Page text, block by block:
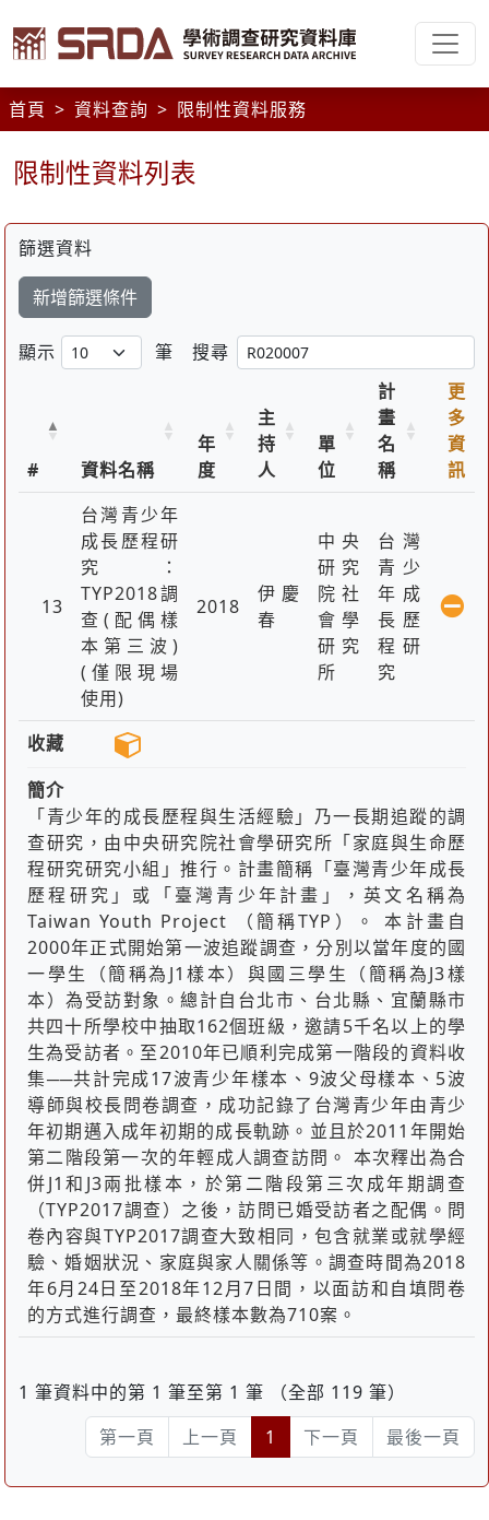
首頁 資料查詢 限制性資料服務
限制性資料列表
篩選資料
新增篩選條件
顯示 筆 搜尋
# 資料名稱
年
度
主
持
人
單
位
計
畫
名
稱
更
多
資
訊
13
台灣青少年
成長歷程研
究：
TYP2018調
查(配偶樣
本第三波)
(僅限現場
使用)
2018
伊慶
春
中央
研究
院社
會學
研究
所
台灣
青少
年成
長歷
程研
究
收藏
簡介
「青少年的成長歷程與生活經驗」乃一長期追蹤的調
查研究，由中央研究院社會學研究所「家庭與生命歷
程研究研究小組」推行。計畫簡稱「臺灣青少年成長
歷程研究」或「臺灣青少年計畫」，英文名稱為
Taiwan Youth Project （簡稱TYP）。 本計畫自
2000年正式開始第一波追蹤調查，分別以當年度的國
一學生（簡稱為J1樣本）與國三學生（簡稱為J3樣
本）為受訪對象。總計自台北市、台北縣、宜蘭縣市
共四十所學校中抽取162個班級，邀請5千名以上的學
生為受訪者。至2010年已順利完成第一階段的資料收
集──共計完成17波青少年樣本、9波父母樣本、5波
導師與校長問卷調查，成功記錄了台灣青少年由青少
年初期邁入成年初期的成長軌跡。並且於2011年開始
第二階段第一次的年輕成人調查訪問。 本次釋出為合
併J1和J3兩批樣本，於第二階段第三次成年期調查
（TYP2017調查）之後，訪問已婚受訪者之配偶。問
卷內容與TYP2017調查大致相同，包含就業或就學經
驗、婚姻狀況、家庭與家人關係等。調查時間為2018
年6月24日至2018年12月7日間，以面訪和自填問卷
的方式進行調查，最終樣本數為710案。
1 筆資料中的第 1 筆至第 1 筆 （全部 119 筆）
第一頁
上一頁 1 下一頁 最後一頁